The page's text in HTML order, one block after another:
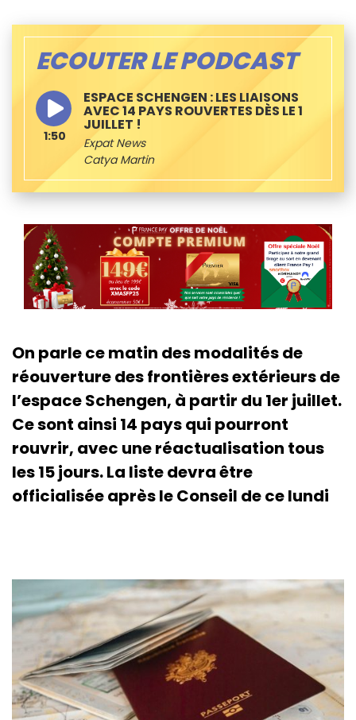
ECOUTER LE PODCAST
ESPACE SCHENGEN : LES LIAISONS
AVEC 14 PAYS ROUVERTES DÈS LE 1
JUILLET !
Expat News
Catya Martin
1:50
On parle ce matin des modalités de
réouverture des frontières extérieurs de
l’espace Schengen, à partir du 1er juillet.
Ce sont ainsi 14 pays qui pourront
rouvrir, avec une réactualisation tous
les 15 jours. La liste devra être
officialisée après le Conseil de ce lundi